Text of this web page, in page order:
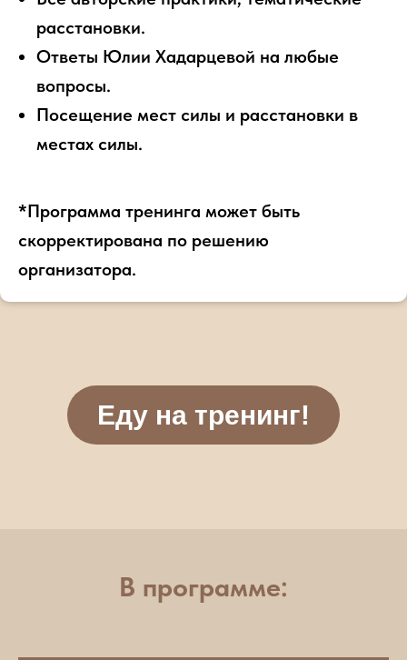
расстановки.
Ответы Юлии Хадарцевой на любые
вопросы.
Посещение мест силы и расстановки в
местах силы.
*Программа тренинга может быть
скорректирована по решению
организатора.
Еду на тренинг!
В программе: